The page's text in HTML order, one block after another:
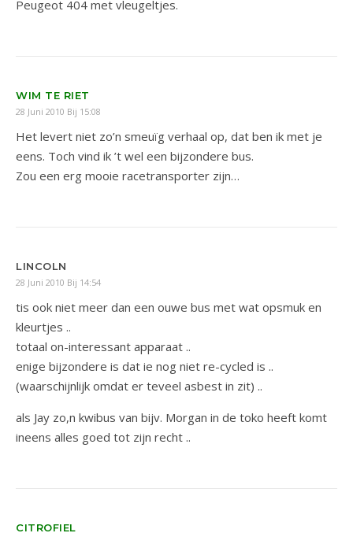
Peugeot 404 met vleugeltjes.
WIM TE RIET
28 Juni 2010 Bij 15:08
Het levert niet zo’n smeuïg verhaal op, dat ben ik met je
eens. Toch vind ik ’t wel een bijzondere bus.
Zou een erg mooie racetransporter zijn…
LINCOLN
28 Juni 2010 Bij 14:54
tis ook niet meer dan een ouwe bus met wat opsmuk en
kleurtjes ..
totaal on-interessant apparaat ..
enige bijzondere is dat ie nog niet re-cycled is ..
(waarschijnlijk omdat er teveel asbest in zit) ..
als Jay zo,n kwibus van bijv. Morgan in de toko heeft komt
ineens alles goed tot zijn recht ..
CITROFIEL